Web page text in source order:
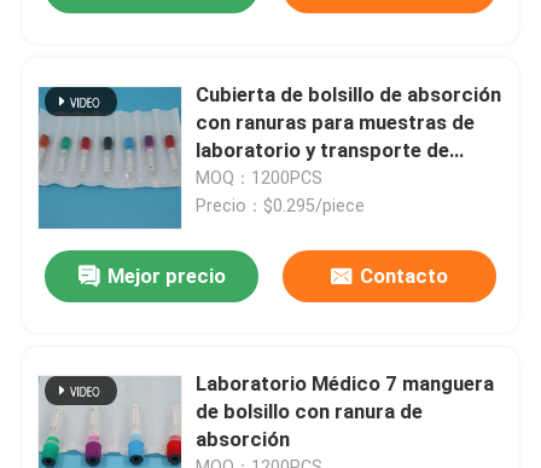
Control de calidad
Noticias
Solicitar una cita
bolsos 95Kpa
bolso del transporte del espécimen 95kPa
Cubierta de bolsillo de absorción
con ranuras para muestras de
laboratorio y transporte de
muestras
MOQ：1200PCS
Precio：$0.295/piece
Mejor precio Contacto
Laboratorio Médico 7 manguera
de bolsillo con ranura de
absorción